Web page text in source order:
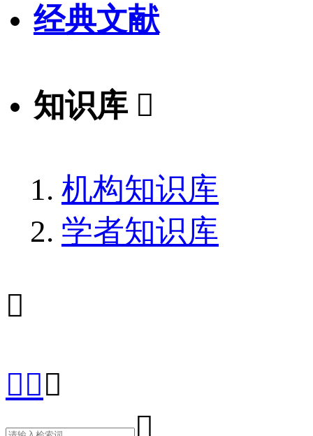
经典文献
知识库 
机构知识库
学者知识库


